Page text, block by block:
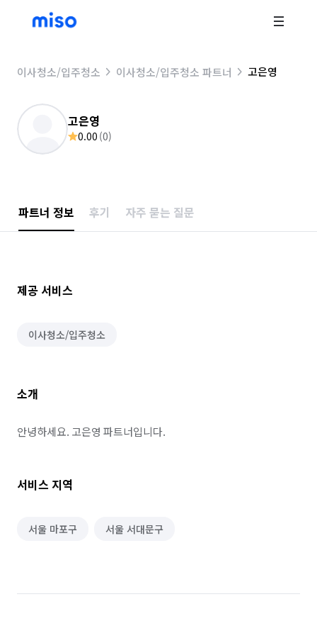
이사청소/입주청소 이사청소/입주청소 파트너 고은영
고은영
0.00 (0)
파트너 정보 후기 자주 묻는 질문
제공 서비스
이사청소/입주청소
소개
안녕하세요. 고은영 파트너입니다.
서비스 지역
서울 마포구 서울 서대문구